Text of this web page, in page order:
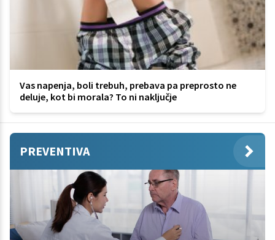
Vas napenja, boli trebuh, prebava pa preprosto ne
deluje, kot bi morala? To ni naključje
PREVENTIVA